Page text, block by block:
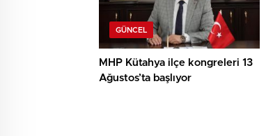
GÜNCEL
MHP Kütahya ilçe kongreleri 13
Ağustos’ta başlıyor